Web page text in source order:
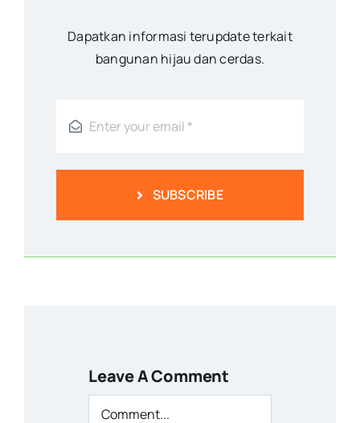
Dapatkan informasi terupdate terkait
bangunan hijau dan cerdas.
SUBSCRIBE
Leave A Comment
Comment